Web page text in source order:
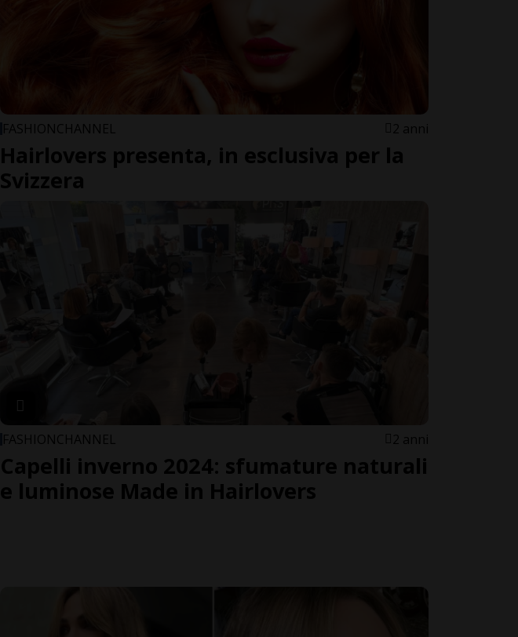
FASHIONCHANNEL 2 anni
Hairlovers presenta, in esclusiva per la
Svizzera
FASHIONCHANNEL 2 anni
Capelli inverno 2024: sfumature naturali
e luminose Made in Hairlovers